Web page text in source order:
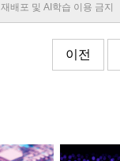
재배포 및 AI학습 이용 금지
이전